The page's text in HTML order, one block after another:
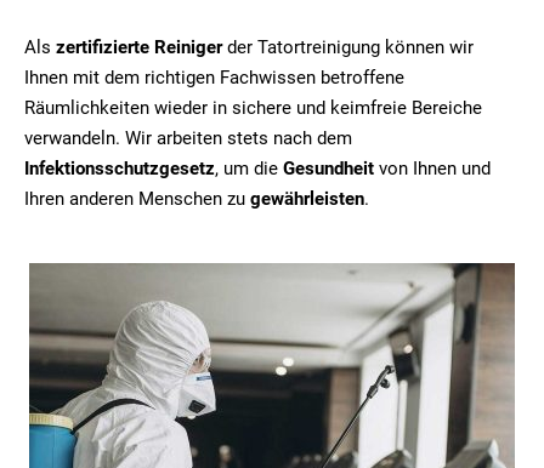
Als zertifizierte Reinigerder Tatortreinigung können wir
Ihnen mit dem richtigen Fachwissen betroffene
Räumlichkeiten wieder in sichere und keimfreie Bereiche
verwandeln. Wir arbeiten stets nach dem
Infektionsschutzgesetz, um die Gesundheit von Ihnen und
Ihren anderen Menschen zu gewährleisten.